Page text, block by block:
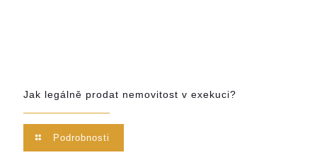
Jak legálně prodat nemovitost v exekuci?
Podrobnosti